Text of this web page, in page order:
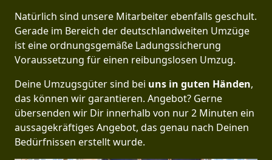
Natürlich sind unsere Mitarbeiter ebenfalls geschult.
Gerade im Bereich der deutschlandweiten Umzüge
ist eine ordnungsgemäße Ladungssicherung
Voraussetzung für einen reibungslosen Umzug.
Deine Umzugsgüter sind bei uns in guten Händen,
das können wir garantieren. Angebot? Gerne
übersenden wir Dir innerhalb von nur 2 Minuten ein
aussagekräftiges Angebot, das genau nach Deinen
Bedürfnissen erstellt wurde.